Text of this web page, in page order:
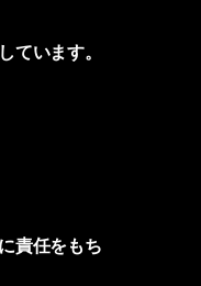
ています。
責任をもち